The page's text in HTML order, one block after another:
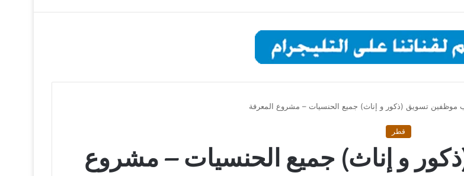
موظفين تسويق (ذكور و إناث) جميع الحنسيات – مشروع المعرفة
قطر
و إناث) جميع الحنسيات – مشروع